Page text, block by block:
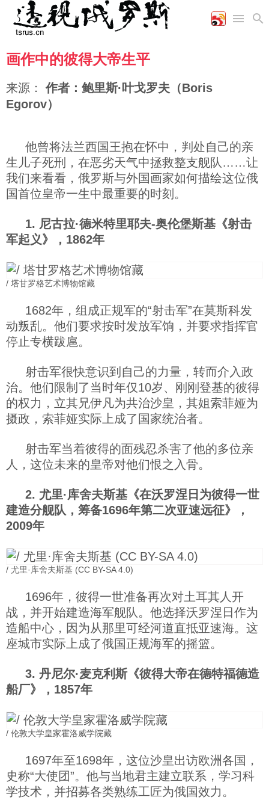
首页
国际
军事
空军
海军
陆军
经济
财经
商业
工业
科技
社会
文化
文艺
教育
美食
历史
体育
视听
图片新闻
高清图片
漫画
画作中的彼得大帝生平
来源： 作者：鲍里斯·叶戈罗夫（Boris
Egorov）
他曾将法兰西国王抱在怀中，判处自己的亲
生儿子死刑，在恶劣天气中拯救整支舰队……让
我们来看看，俄罗斯与外国画家如何描绘这位俄
国首位皇帝一生中最重要的时刻。
1. 尼古拉·德米特里耶夫-奥伦堡斯基《射击
军起义》，1862年
/ 塔甘罗格艺术博物馆藏
1682年，组成正规军的“射击军”在莫斯科发
动叛乱。他们要求按时发放军饷，并要求指挥官
停止专横跋扈。
射击军很快意识到自己的力量，转而介入政
治。他们限制了当时年仅10岁、刚刚登基的彼得
的权力，立其兄伊凡为共治沙皇，其姐索菲娅为
摄政，索菲娅实际上成了国家统治者。
射击军当着彼得的面残忍杀害了他的多位亲
人，这位未来的皇帝对他们恨之入骨。
2. 尤里·库舍夫斯基《在沃罗涅日为彼得一世
建造分舰队，筹备1696年第二次亚速远征》，
2009年
/ 尤里·库舍夫斯基 (CC BY-SA 4.0)
1696年，彼得一世准备再次对土耳其人开
战，并开始建造海军舰队。他选择沃罗涅日作为
造船中心，因为从那里可经河道直抵亚速海。这
座城市实际上成了俄国正规海军的摇篮。
3. 丹尼尔·麦克利斯《彼得大帝在德特福德造
船厂》，1857年
/ 伦敦大学皇家霍洛威学院藏
1697年至1698年，这位沙皇出访欧洲各国，
史称“大使团”。他与当地君主建立联系，学习科
学技术，并招募各类熟练工匠为俄国效力。